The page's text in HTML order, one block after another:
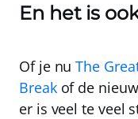
En het is
Of je nuThe
Breakof de
er is veel te veel